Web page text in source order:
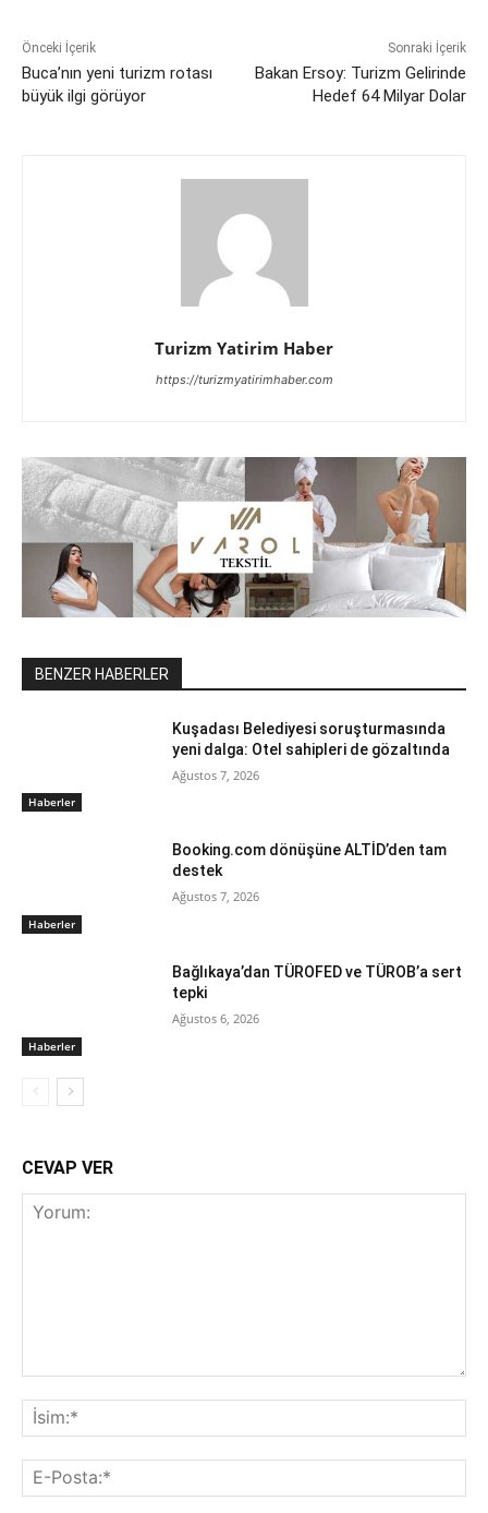
Önceki İçerik
Buca’nın yeni turizm rotası
büyük ilgi görüyor
Sonraki İçerik
Bakan Ersoy: Turizm Gelirinde
Hedef 64 Milyar Dolar
Turizm Yatirim Haber
https://turizmyatirimhaber.com
BENZER HABERLER
Haberler
Kuşadası Belediyesi soruşturmasında
yeni dalga: Otel sahipleri de gözaltında
Ağustos 7, 2026
Haberler
Booking.com dönüşüne ALTİD’den tam
destek
Ağustos 7, 2026
Haberler
Bağlıkaya’dan TÜROFED ve TÜROB’a sert
tepki
Ağustos 6, 2026
CEVAP VER